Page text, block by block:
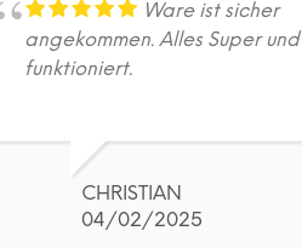
Ware ist sicher
angekommen. Alles Super und
funktioniert.
CHRISTIAN
04/02/2025